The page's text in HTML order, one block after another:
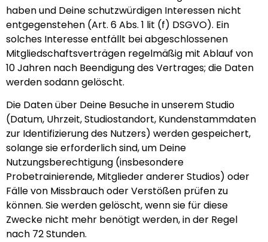
haben und Deine schutzwürdigen Interessen nicht
entgegenstehen (Art. 6 Abs. 1 lit (f) DSGVO). Ein
solches Interesse entfällt bei abgeschlossenen
Mitgliedschaftsverträgen regelmäßig mit Ablauf von
10 Jahren nach Beendigung des Vertrages; die Daten
werden sodann gelöscht.
Die Daten über Deine Besuche in unserem Studio
(Datum, Uhrzeit, Studiostandort, Kundenstammdaten
zur Identifizierung des Nutzers) werden gespeichert,
solange sie erforderlich sind, um Deine
Nutzungsberechtigung (insbesondere
Probetrainierende, Mitglieder anderer Studios) oder
Fälle von Missbrauch oder Verstößen prüfen zu
können. Sie werden gelöscht, wenn sie für diese
Zwecke nicht mehr benötigt werden, in der Regel
nach 72 Stunden.